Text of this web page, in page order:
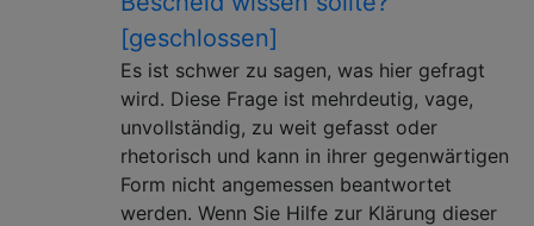
[geschlossen]
Es ist schwer zu sagen, was hier gefragt
wird. Diese Frage ist mehrdeutig, vage,
unvollständig, zu weit gefasst oder
rhetorisch und kann in ihrer gegenwärtigen
Form nicht angemessen beantwortet
werden. Wenn Sie Hilfe zur Klärung dieser